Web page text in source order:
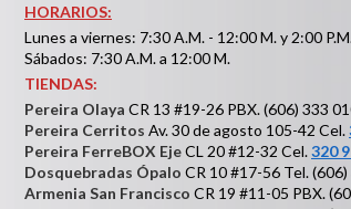
HORARIOS:
Lunes a viernes: 7:30 A.M. - 12:00 M. y 2:00
Sábados: 7:30 A.M. a 12:00 M.
TIENDAS:
Pereira Olaya CR 13 #19-26 PBX. (606) 333
Pereira Cerritos Av. 30 de agosto 105-42 Cel.
Pereira FerreBOX EjeCL 20 #12-32 Cel.320
Dosquebradas Ópalo CR 10 #17-56 Tel.
Armenia San Francisco CR 19 #11-05 PBX.